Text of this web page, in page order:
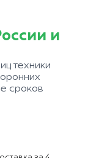
и
техники
сроков